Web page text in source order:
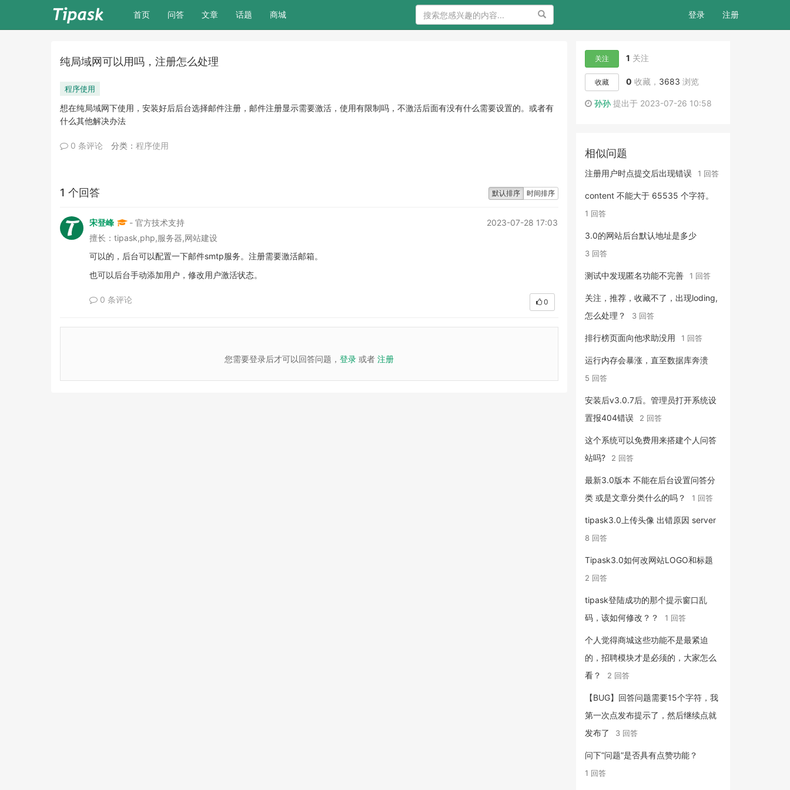
首页(current)
问答 文章 话题 商城 搜索 登录 注册
纯局域网可以用吗，注册怎么处理
程序使用
想在纯局域网下使用，安装好后后台选择邮件注册，邮件注册显示需要激活，使用有限制吗，不激活后面有没有什么需要设置的。或者有
什么其他解决办法
0 条评论 分类： 程序使用
默认排序 时间排序
1 个回答
宋登峰 - 官方技术支持
2023-07-28 17:03
擅长：tipask,php,服务器,网站建设
可以的，后台可以配置一下邮件smtp服务。注册需要激活邮箱。
也可以后台手动添加用户，修改用户激活状态。
0 条评论 0
您需要登录后才可以回答问题， 登录或者 注册
关注 1 关注
收藏 0 收藏， 3683 浏览
孙孙提出于 2023-07-26 10:58
相似问题
注册用户时点提交后出现错误 1 回答
content 不能大于 65535 个字符。
1 回答
3.0的网站后台默认地址是多少
3 回答
测试中发现匿名功能不完善 1 回答
关注，推荐，收藏不了，出现loding,
怎么处理？
3 回答
排行榜页面向他求助没用 1 回答
运行内存会暴涨，直至数据库奔溃
5 回答
安装后v3.0.7后。管理员打开系统设
置报404错误
2 回答
这个系统可以免费用来搭建个人问答
站吗?
2 回答
最新3.0版本 不能在后台设置问答分
类 或是文章分类什么的吗？
1 回答
tipask3.0上传头像 出错原因 server
8 回答
Tipask3.0如何改网站LOGO和标题
2 回答
tipask登陆成功的那个提示窗口乱
码，该如何修改？？
1 回答
个人觉得商城这些功能不是最紧迫
的，招聘模块才是必须的，大家怎么
看？
2 回答
【BUG】回答问题需要15个字符，我
第一次点发布提示了，然后继续点就
发布了
3 回答
问下“问题”是否具有点赞功能？
1 回答